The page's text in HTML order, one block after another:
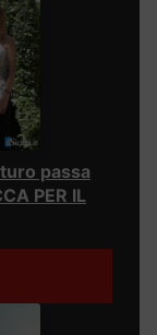
passa
PER IL